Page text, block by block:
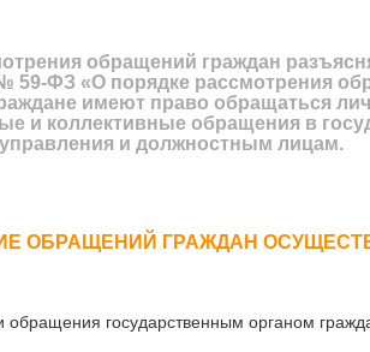
обращений граждан
59-ФЗ «О порядке рассмотрения
имеют право обращаться
и коллективные обращения в
и должностным лицам.
ОБРАЩЕНИЙ ГРАЖДАН
обращения государственным органом